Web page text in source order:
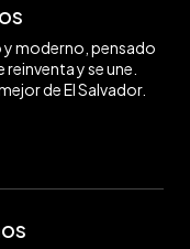
moderno, pensado
y se une.
de El Salvador.